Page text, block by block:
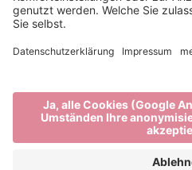
Privacy
Impressum
produced by